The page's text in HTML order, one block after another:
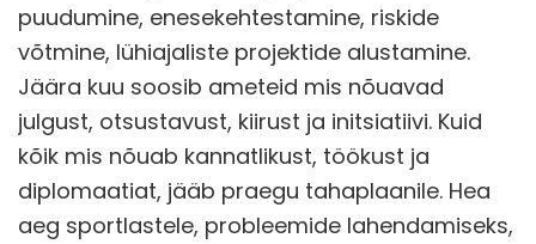
puudumine, enesekehtestamine, riskide
võtmine, lühiajaliste projektide alustamine.
Jäära kuu soosib ameteid mis nõuavad
julgust, otsustavust, kiirust ja initsiatiivi. Kuid
kõik mis nõuab kannatlikust, töökust ja
diplomaatiat, jääb praegu tahaplaanile. Hea
aeg sportlastele, probleemide lahendamiseks,